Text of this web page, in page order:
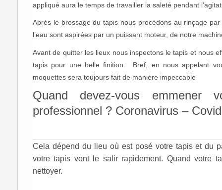
appliqué aura le temps de travailler la saleté pendant
Après le brossage du tapis nous procédons au rinçage
l’eau sont aspirées par un puissant moteur, de notre
Avant de quitter les lieux nous inspectons le tapis et nous
tapis pour une belle finition. Bref, en nous appelant
moquettes sera toujours fait de manière impeccable
Quand devez-vous emmener
professionnel ? Coronavirus –
Cela dépend du lieu où est posé votre tapis et du
votre tapis vont le salir rapidement. Quand votre
nettoyer.